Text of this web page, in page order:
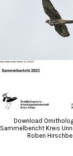
Download
Sammelbericht Kreis
Roben